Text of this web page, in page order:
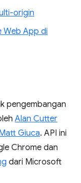
origin
Web App di
pengembangan
Alan Cutter
Giuca. API ini
Chrome dan
dari Microsoft